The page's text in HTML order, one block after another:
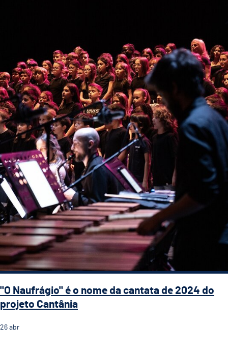
"O Naufrágio" é o nome da cantata de 2024 do
projeto Cantânia
26 abr